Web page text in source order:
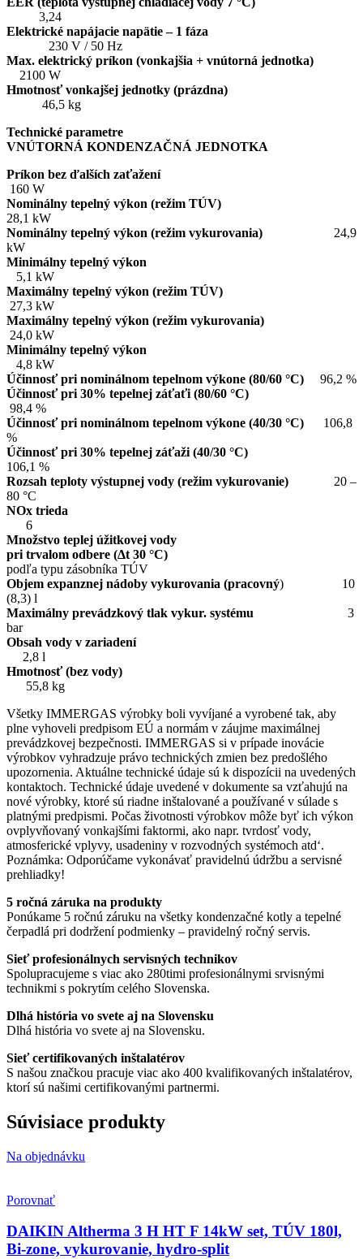
3,24
Elektrické napájacie napätie – 1 fáza
230 V / 50 Hz
Max. elektrický príkon (vonkajšia + vnútorná jednotka)
2100 W
Hmotnosť vonkajšej jednotky (prázdna)
46,5 kg
Technické parametre
VNÚTORNÁ KONDENZAČNÁ JEDNOTKA
Príkon bez ďalších zaťažení
160 W
Nominálny tepelný výkon (režim TÚV)
28,1 kW
Nominálny tepelný výkon (režim vykurovania) 24,9
kW
Minimálny tepelný výkon
5,1 kW
Maximálny tepelný výkon (režim TÚV)
27,3 kW
Maximálny tepelný výkon (režim vykurovania)
24,0 kW
Minimálny tepelný výkon
4,8 kW
Účinnosť pri nominálnom tepelnom výkone (80/60 °C) 96,2 %
Účinnosť pri 30% tepelnej záťaťi (80/60 °C)
98,4 %
Účinnosť pri nominálnom tepelnom výkone (40/30 °C)
106,8
%
Účinnosť pri 30% tepelnej záťaži (40/30 °C)
106,1 %
Rozsah teploty výstupnej vody (režim vykurovanie) 20 –
80 °C
NOx trieda
6
Množstvo teplej úžitkovej vody
pri trvalom odbere (Δt 30 °C)
podľa typu zásobníka TÚV
Objem expanznej nádoby vykurovania (pracovný) 10
(8,3) l
Maximálny prevádzkový tlak vykur. systému 3
bar
Obsah vody v zariadení
2,8 l
Hmotnosť (bez vody)
55,8 kg
Všetky IMMERGAS výrobky boli vyvíjané a vyrobené tak, aby
plne vyhoveli predpisom EÚ a normám v záujme maximálnej
prevádzkovej bezpečnosti. IMMERGAS si v prípade inovácie
výrobkov vyhradzuje právo technických zmien bez predošlého
upozornenia. Aktuálne technické údaje sú k dispozícii na uvedených
kontaktoch. Technické údaje uvedené v dokumente sa vzťahujú na
nové výrobky, ktoré sú riadne inštalované a používané v súlade s
platnými predpismi. Počas životnosti výrobkov môže byť ich výkon
ovplyvňovaný vonkajšími faktormi, ako napr. tvrdosť vody,
atmosferické vplyvy, usadeniny v rozvodných systémoch atd‘.
Poznámka: Odporúčame vykonávať pravidelnú údržbu a servisné
prehliadky!
5 ročná záruka na produkty
Ponúkame 5 ročnú záruku na všetky kondenzačné kotly a tepelné
čerpadlá pri dodržení podmienky – pravidelný ročný servis.
Sieť profesionálnych servisných technikov
Spolupracujeme s viac ako 280timi profesionálnymi srvisnými
technikmi s pokrytím celého Slovenska.
Dlhá história vo svete aj na Slovensku
Dlhá história vo svete aj na Slovensku.
Sieť certifikovaných inštalatérov
S našou značkou pracuje viac ako 400 kvalifikovaných inštalatérov,
ktorí sú našimi certifikovanými partnermi.
Súvisiace produkty
Na objednávku
Porovnať
DAIKIN Altherma 3 H HT F 14kW set, TÚV 180l,
Bi-zone, vykurovanie, hydro-split